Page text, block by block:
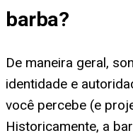
barba?
De maneira geral,
identidade e
você percebe (e
Historicamente, a